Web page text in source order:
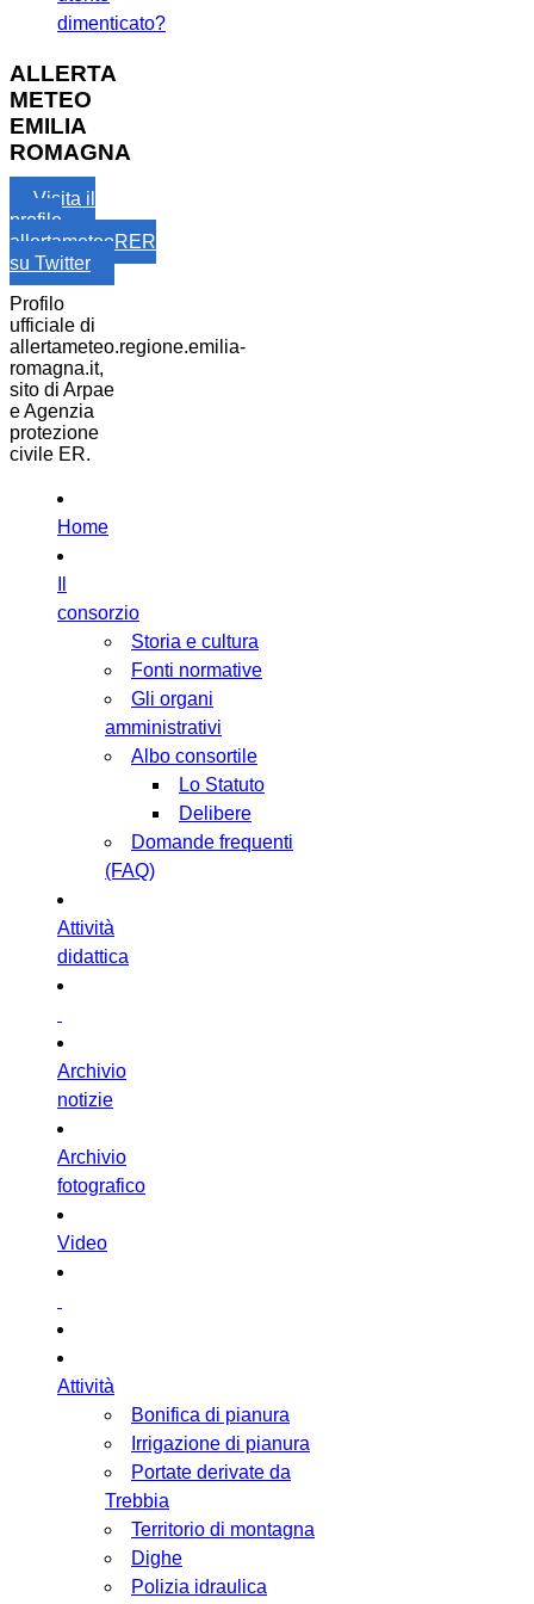
dimenticato?
ALLERTA
METEO
EMILIA
ROMAGNA
Visita il
profilo
allertameteoRER
su Twitter
Profilo
ufficiale di
allertameteo.regione.emilia-
romagna.it,
sito di Arpae
e Agenzia
protezione
civile ER.
Home
consorzio
Storia e cultura
Fonti normative
Gli organi
amministrativi
Albo consortile
Lo Statuto
Delibere
Domande frequenti
(FAQ)
Attività
didattica
Archivio
notizie
Archivio
fotografico
Video
Attività
Bonifica di pianura
Irrigazione di pianura
Portate derivate da
Trebbia
Territorio di montagna
Dighe
Polizia idraulica